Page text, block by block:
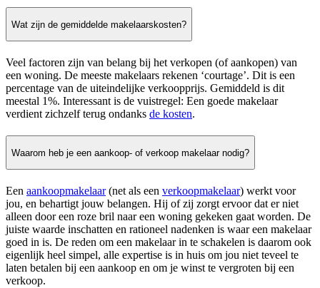
Wat zijn de gemiddelde makelaarskosten?
Veel factoren zijn van belang bij het verkopen (of aankopen) van
een woning. De meeste makelaars rekenen ‘courtage’. Dit is een
percentage van de uiteindelijke verkoopprijs. Gemiddeld is dit
meestal 1%. Interessant is de vuistregel: Een goede makelaar
verdient zichzelf terug ondanks de kosten.
Waarom heb je een aankoop- of verkoop makelaar nodig?
Een aankoopmakelaar(net als een verkoopmakelaar) werkt voor
jou, en behartigt jouw belangen. Hij of zij zorgt ervoor dat er niet
alleen door een roze bril naar een woning gekeken gaat worden. De
juiste waarde inschatten en rationeel nadenken is waar een makelaar
goed in is. De reden om een makelaar in te schakelen is daarom ook
eigenlijk heel simpel, alle expertise is in huis om jou niet teveel te
laten betalen bij een aankoop en om je winst te vergroten bij een
verkoop.